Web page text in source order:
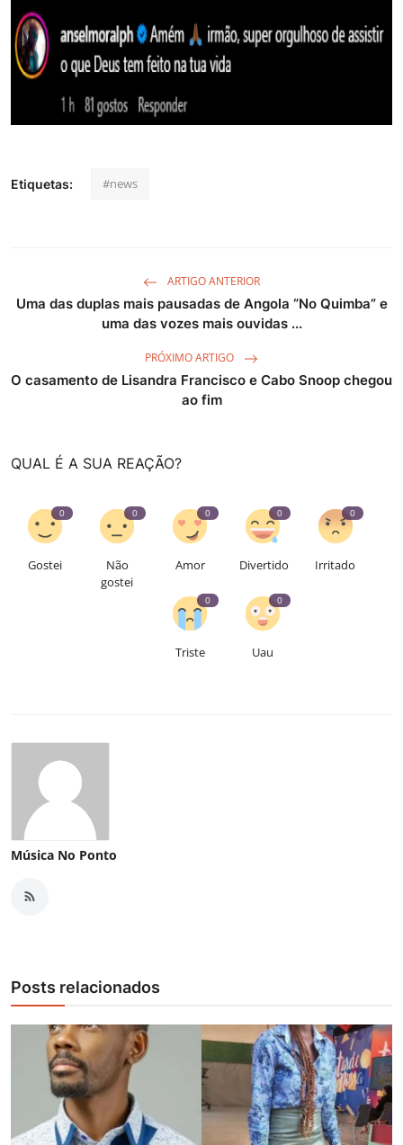
Etiquetas: #news
ARTIGO ANTERIOR
Uma das duplas mais pausadas de Angola “No Quimba” e
uma das vozes mais ouvidas ...
PRÓXIMO ARTIGO
O casamento de Lisandra Francisco e Cabo Snoop chegou
ao fim
QUAL É A SUA REAÇÃO?
0
Gostei
0
Não
gostei
0
Amor
0
Divertido
0
Irritado
0
Triste
0
Uau
Música No Ponto
Posts relacionados